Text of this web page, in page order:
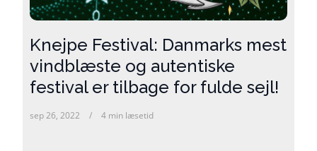
Knejpe Festival: Danmarks mest
vindblæste og autentiske
festival er tilbage for fulde sejl!
sep 26, 2022 4 min læsetid